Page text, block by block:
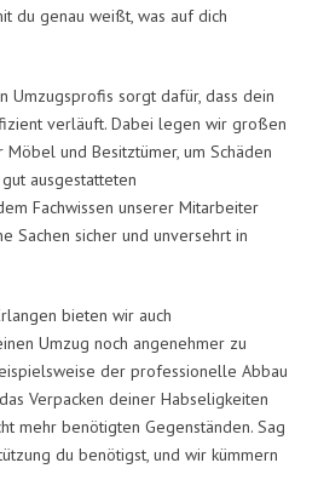
du genau weißt, was auf dich
Umzugsprofis sorgt dafür, dass dein
verläuft. Dabei legen wir großen
und Besitztümer, um Schäden
ausgestatteten
Fachwissen unserer Mitarbeiter
Sachen sicher und unversehrt in
bieten wir auch
Umzug noch angenehmer zu
der professionelle Abbau
Verpacken deiner Habseligkeiten
mehr benötigten Gegenständen. Sag
du benötigst, und wir kümmern